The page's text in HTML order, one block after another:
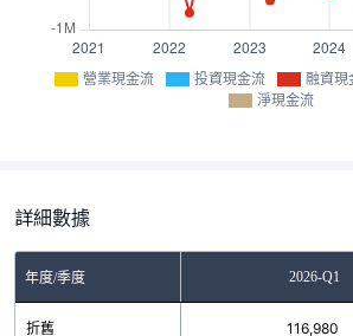
營業現金流 投資現金流 融資現
淨現金流
詳細數據
年度/季度 2026-Q1
折舊 116,980